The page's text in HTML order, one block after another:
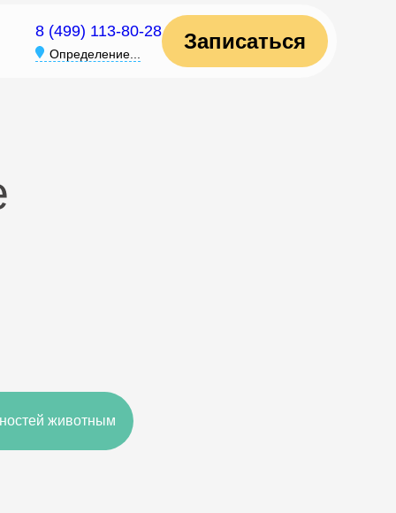
8 (499) 113-80-28
Определение...
Записаться
животным